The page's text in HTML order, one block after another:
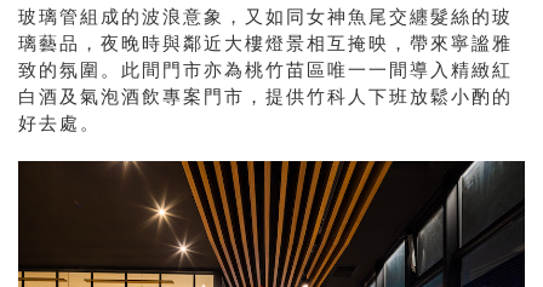
玻璃管組成的波浪意象，又如同女神魚尾交纏髮絲的玻
璃藝品，夜晚時與鄰近大樓燈景相互掩映，帶來寧謐雅
致的氛圍。此間門市亦為桃竹苗區唯一一間導入精緻紅
白酒及氣泡酒飲專案門市，提供竹科人下班放鬆小酌的
好去處。